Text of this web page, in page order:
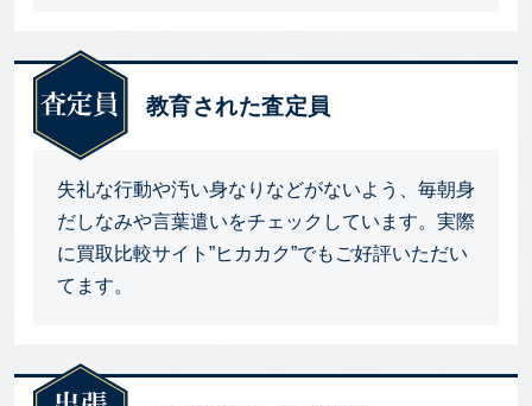
教育された査定員
失礼な行動や汚い身なりなどがないよう、毎朝身
だしなみや言葉遣いをチェックしています。実際
に買取比較サイト”ヒカカク”でもご好評いただい
てます。